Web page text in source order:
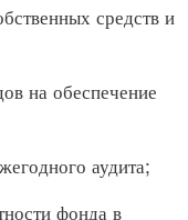
средств и
на обеспечение
аудита;
фонда в